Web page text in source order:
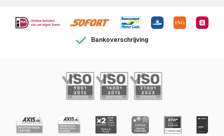
Bankoverschrijving